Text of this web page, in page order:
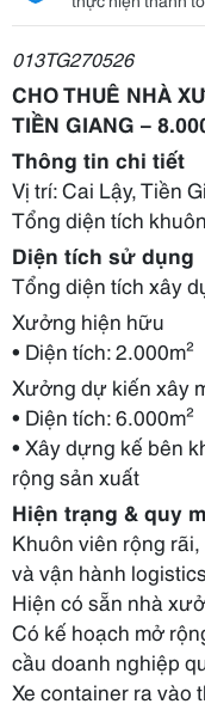
013TG270526
CHO THUÊ NHÀ
TIỀN GIANG –
Thông tin chi tiết
Vị trí: Cai Lậy, Tiền
Tổng diện tích
Diện tích sử dụng
Tổng diện tích xây
Xưởng hiện hữu
• Diện tích: 2.000m²
Xưởng dự kiến xây
• Diện tích: 6.000m²
• Xây dựng kế bên
rộng sản xuất
Hiện trạng & quy
Khuôn viên rộng
và vận hành logistics
Hiện có sẵn nhà
Có kế hoạch mở
cầu doanh nghiệp
Xe container ra vào